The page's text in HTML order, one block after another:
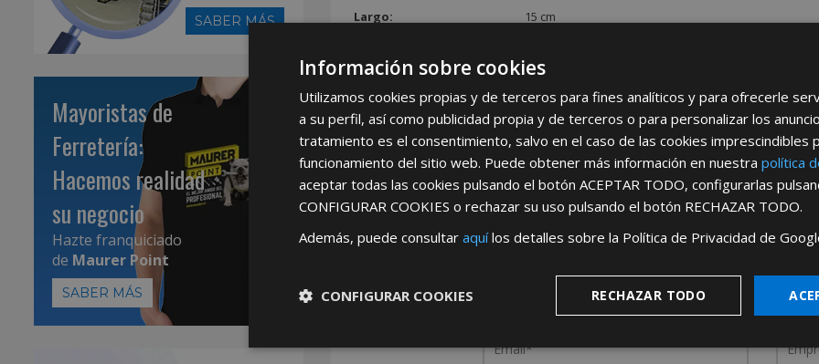
Largo:
15 cm
REGÍSTRATE PARA HACERTE
Desdeaquípodrá ver todas las
Rellene este formulario y nos pondremos en contacto
SABER MÁS
Mayoristas de
Ferretería:
Hacemos realidad
su negocio
Hazte franquiciado
de Maurer Point
SABER MÁS
Información sobre cookies
Utilizamos cookies propias y de terceros para fines analíticos y para ofrecerle
a su perfil, así como publicidad propia y de terceros o para personalizar los
tratamiento es el consentimiento, salvo en el caso de las cookies imprescindibles
funcionamiento del sitio web. Puede obtener más información en nuestra política
aceptar todas las cookies pulsando el botón ACEPTAR TODO, configurarlas
CONFIGURAR COOKIES o rechazar su uso pulsando el botón RECHAZAR TODO.
Además, puede consultar aquílos detalles sobre la Política de Privacidad de
RECHAZAR TODO
CONFIGURAR COOKIES